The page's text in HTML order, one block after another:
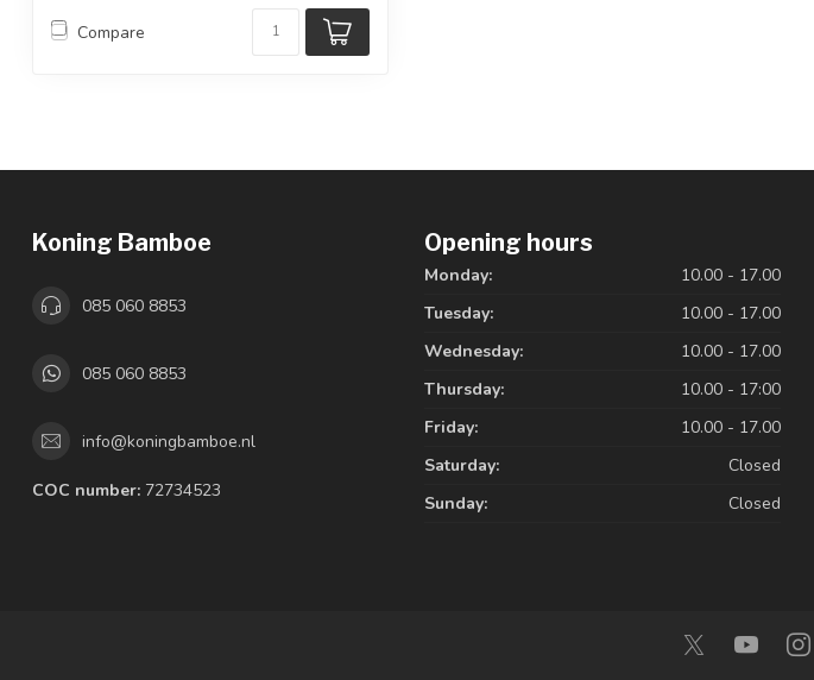
Compare
Koning Bamboe
085 060 8853
085 060 8853
info@koningbamboe.nl
COC number: 72734523
Opening hours
Monday:
10.00 - 17.00
Tuesday:
10.00 - 17.00
Wednesday:
10.00 - 17.00
Thursday:
10.00 - 17:00
Friday:
10.00 - 17.00
Saturday:
Closed
Sunday:
Closed